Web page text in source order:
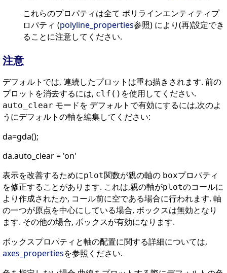
これらのプロパティは全て ポリラインエンティティプ
ロパティ (polyline_properties参照) により(再)設定でき
ることに注意してください.
注意
デフォルトでは, 連続したプロットは重ね描きされます. 前の
プロットを消去するには, clf() を使用してください.
auto_clear モードを デフォルトで有効にするには,次のよ
うにデフォルトの軸を編集してください:
da=gda();
da.auto_clear = 'on'
表示を改善するためにplot関数が親の軸の boxプロパティ
を修正することがあります. これは,親の軸がplotのコールに
より作成されたか, コール前に空である場合に行われます. 軸
の一つが原点を中心にしている場合, ボックスは無効となり
ます. その他の場合, ボックスが有効になります.
ボックスプロパティと軸の配置に関する詳細については,
axes_propertiesを参照ください.